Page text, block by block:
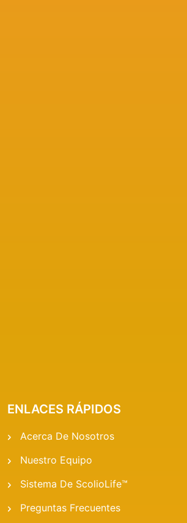
ENLACES RÁPIDOS
Acerca De Nosotros
Nuestro Equipo
Sistema De ScolioLife™
Preguntas Frecuentes